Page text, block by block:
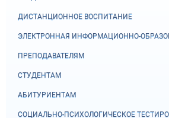
ДИСТАНЦИОННОЕ ВОСПИТАНИЕ
ЭЛЕКТРОННАЯ ИНФОРМАЦИОННО-
ПРЕПОДАВАТЕЛЯМ
СТУДЕНТАМ
АБИТУРИЕНТАМ
СОЦИАЛЬНО-ПСИХОЛОГИЧЕСКОЕ